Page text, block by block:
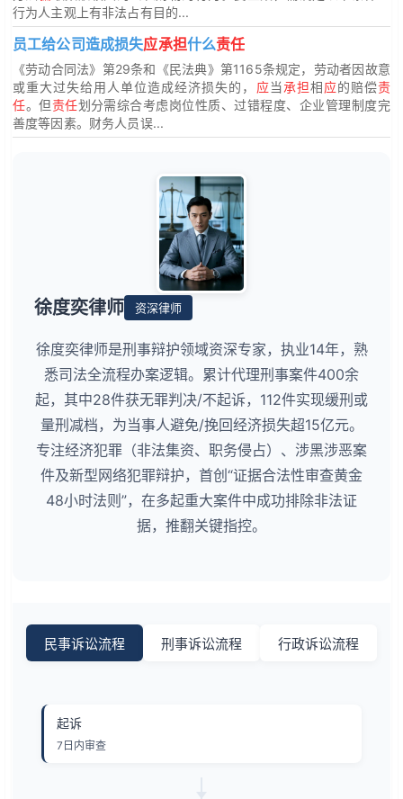
行为人主观上有非法占有目的...
员工给公司造成损失应承担什么责任
《劳动合同法》第29条和《民法典》第1165条规定，劳动者因故意
或重大过失给用人单位造成经济损失的， 应当承担相应的赔偿责
任。但责任划分需综合考虑岗位性质、过错程度、企业管理制度完
善度等因素。财务人员误...
徐度奕律师 资深律师
徐度奕律师是刑事辩护领域资深专家，执业14年，熟
悉司法全流程办案逻辑。累计代理刑事案件400余
起，其中28件获无罪判决/不起诉，112件实现缓刑或
量刑减档，为当事人避免/挽回经济损失超15亿元。
专注经济犯罪（非法集资、职务侵占）、涉黑涉恶案
件及新型网络犯罪辩护，首创“证据合法性审查黄金
48小时法则”，在多起重大案件中成功排除非法证
据，推翻关键指控。
民事诉讼流程 刑事诉讼流程 行政诉讼流程
起诉
7日内审查